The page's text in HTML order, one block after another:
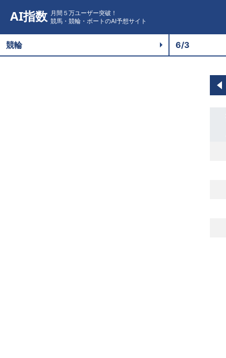
AI指数 月間５万ユーザー突破！
競馬・競輪・ボートのAI予想サイト